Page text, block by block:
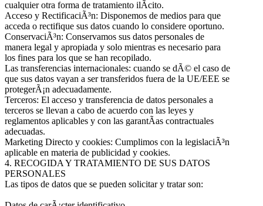
cualquier otra forma de tratamiento ilÃ­cito.
Acceso y RectificaciÃ³n: Disponemos de medios para que
acceda o rectifique sus datos cuando lo considere oportuno.
ConservaciÃ³n: Conservamos sus datos personales de
manera legal y apropiada y solo mientras es necesario para
los fines para los que se han recopilado.
Las transferencias internacionales: cuando se dÃ© el caso de
que sus datos vayan a ser transferidos fuera de la UE/EEE se
protegerÃ¡n adecuadamente.
Terceros: El acceso y transferencia de datos personales a
terceros se llevan a cabo de acuerdo con las leyes y
reglamentos aplicables y con las garantÃ­as contractuales
adecuadas.
Marketing Directo y cookies: Cumplimos con la legislaciÃ³n
aplicable en materia de publicidad y cookies.
4. RECOGIDA Y TRATAMIENTO DE SUS DATOS
PERSONALES
Las tipos de datos que se pueden solicitar y tratar son: